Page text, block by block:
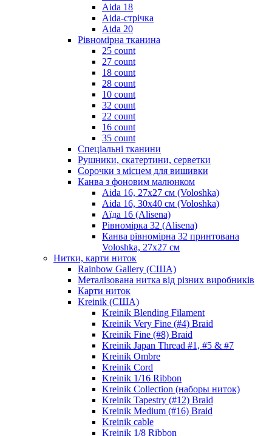
Aida 18
Aida-стрічка
Aida 20
Рівномірна тканина
25 count
27 count
18 count
28 count
10 count
32 count
22 count
16 count
35 count
Спеціальні тканини
Рушники, скатертини, серветки
Сорочки з місцем для вишивки
Канва з фоновим малюнком
Aida 16, 27х27 см (Voloshka)
Aida 16, 30х40 см (Voloshka)
Аїда 16 (Alisena)
Рівномірка 32 (Alisena)
Канва рівномірна 32 принтована
Voloshka, 27х27 см
Нитки, карти ниток
Rainbow Gallery (США)
Металізована нитка від різних виробників
Карти ниток
Kreinik (США)
Kreinik Blending Filament
Kreinik Very Fine (#4) Braid
Kreinik Fine (#8) Braid
Kreinik Japan Thread #1, #5 & #7
Kreinik Ombre
Kreinik Cord
Kreinik 1/16 Ribbon
Kreinik Collection (наборы ниток)
Kreinik Tapestry (#12) Braid
Kreinik Medium (#16) Braid
Kreinik cable
Kreinik 1/8 Ribbon